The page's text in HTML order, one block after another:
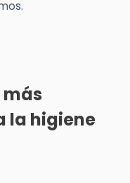
más
la higiene